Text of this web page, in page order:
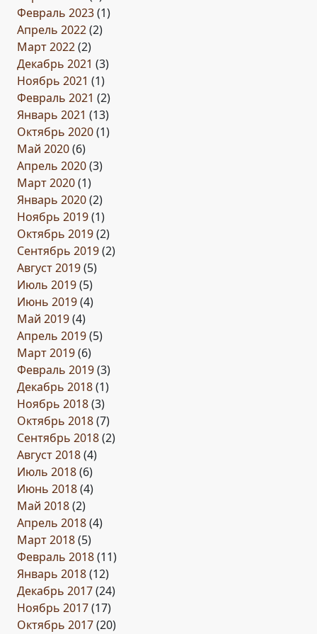
Февраль 2023(1)
Апрель 2022(2)
Март 2022(2)
Декабрь 2021 (3)
Ноябрь 2021 (1)
Февраль 2021 (2)
Январь 2021 (13)
Октябрь 2020(1)
Май 2020(6)
Апрель 2020(3)
Март 2020(1)
Январь 2020(2)
Ноябрь 2019(1)
Октябрь 2019(2)
Сентябрь 2019(2)
Август 2019(5)
Июль 2019(5)
Июнь 2019(4)
Май 2019(4)
Апрель 2019(5)
Март 2019(6)
Февраль 2019(3)
Декабрь 2018(1)
Ноябрь 2018(3)
Октябрь 2018(7)
Сентябрь 2018(2)
Август 2018(4)
Июль 2018(6)
Июнь 2018(4)
Май 2018(2)
Апрель 2018(4)
Март 2018(5)
Февраль 2018(11)
Январь 2018(12)
Декабрь 2017(24)
Ноябрь 2017(17)
Октябрь 2017(20)